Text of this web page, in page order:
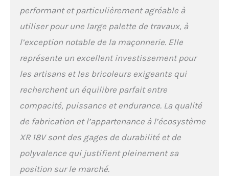
un accès facile dans
les espaces restreints
TRANSMISSION
MÉTALLIQUE À DEUX
Bénéficiez d’une
autonomie accrue et
longévité grâce à la
transmission
entièrement
métallique à deux
vitesses, conçue pour
performant et particulièrement agréable à
utiliser pour une large palette de travaux, à
l’exception notable de la maçonnerie. Elle
représente un excellent investissement pour
les artisans et les bricoleurs exigeants qui
recherchent un équilibre parfait entre
compacité, puissance et endurance. La qualité
de fabrication et l’appartenance à l’écosystème
XR 18V sont des gages de durabilité et de
polyvalence qui justifient pleinement sa
position sur le marché.